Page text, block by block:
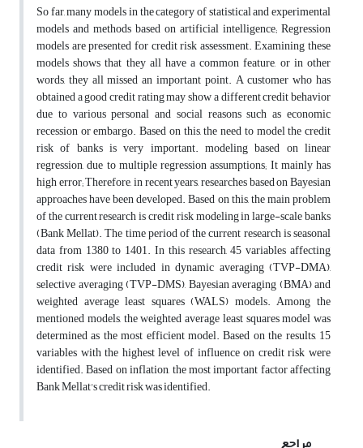
So far, many models in the category of statistical and experimental
models and methods based on artificial intelligence; Regression
models are presented for credit risk assessment. Examining these
models shows that they all have a common feature, or in other
words, they all missed an important point. A customer who has
obtained a good credit rating may show a different credit behavior
due to various personal and social reasons such as economic
recession or embargo. Based on this, the need to model the credit
risk of banks is very important. modeling based on linear
regression, due to multiple regression assumptions; It mainly has
high error; Therefore, in recent years, researches based on Bayesian
approaches have been developed. Based on this, the main problem
of the current research is credit risk modeling in large-scale banks
(Bank Mellat). The time period of the current research is seasonal
data from 1380 to 1401. In this research, 45 variables affecting
credit risk were included in dynamic averaging (TVP-DMA),
selective averaging (TVP-DMS), Bayesian averaging (BMA) and
weighted average least squares (WALS) models. Among the
mentioned models, the weighted average least squares model was
determined as the most efficient model. Based on the results, 15
variables with the highest level of influence on credit risk were
identified. Based on inflation, the most important factor affecting
Bank Mellat's credit risk was identified.